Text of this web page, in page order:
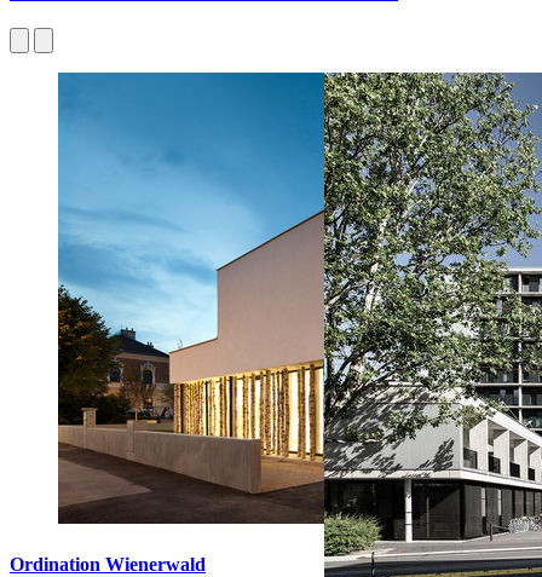
Ordination Wienerwald